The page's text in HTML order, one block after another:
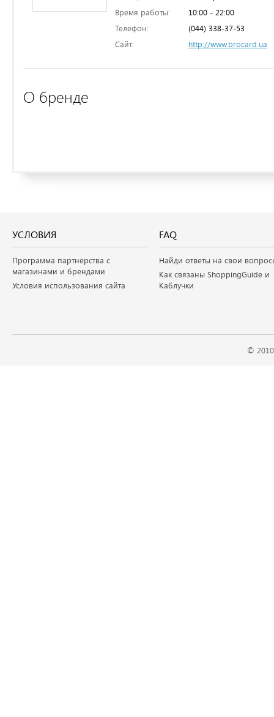
Время работы:
10:00 - 22:00
Телефон:
(044) 338-37-53
Сайт:
http://www.brocard.ua
О бренде
УСЛОВИЯ
Программа партнерства с
магазинами и брендами
Условия использования сайта
FAQ
Найди ответы на свои
Как связаны ShoppingGuide и
Каблучки
©